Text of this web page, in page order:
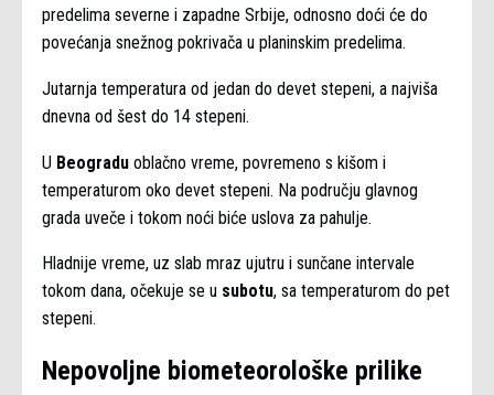
predelima severne i zapadne Srbije, odnosno doći će do
povećanja snežnog pokrivača u planinskim predelima.
Jutarnja temperatura od jedan do devet stepeni, a najviša
dnevna od šest do 14 stepeni.
U Beogradu oblačno vreme, povremeno s kišom i
temperaturom oko devet stepeni. Na području glavnog
grada uveče i tokom noći biće uslova za pahulje.
Hladnije vreme, uz slab mraz ujutru i sunčane intervale
tokom dana, očekuje se u subotu, sa temperaturom do pet
stepeni.
Nepovoljne biometeorološke prilike